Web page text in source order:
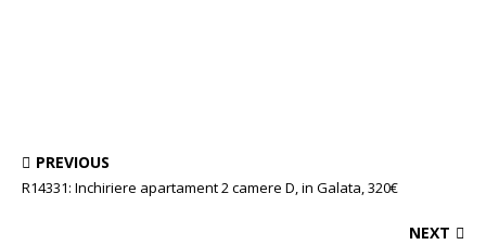
PREVIOUS
R14331: Inchiriere apartament 2 camere D, in Galata, 320€
NEXT